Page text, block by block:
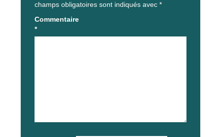
champs obligatoires sont indiqués avec *
Commentaire
*